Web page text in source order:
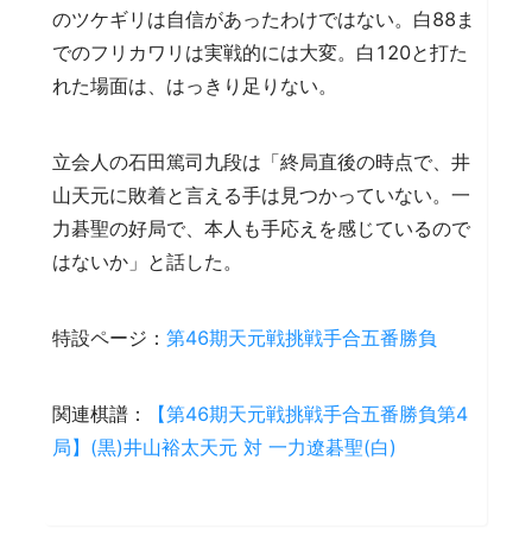
のツケギリは自信があったわけではない。白88ま
でのフリカワリは実戦的には大変。白120と打た
れた場面は、はっきり足りない。
立会人の石田篤司九段は「終局直後の時点で、井
山天元に敗着と言える手は見つかっていない。一
力碁聖の好局で、本人も手応えを感じているので
はないか」と話した。
特設ページ： 第46期天元戦挑戦手合五番勝負
関連棋譜：
【第46期天元戦挑戦手合五番勝負第4
局】(黒)井山裕太天元 対 一力遼碁聖(白)